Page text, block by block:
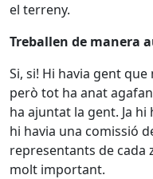
el terreny.
Treballen de manera
Si, si! Hi havia gent
però tot ha anat
ha ajuntat la gent. Ja
hi havia una comissió
representants de cada
molt important.